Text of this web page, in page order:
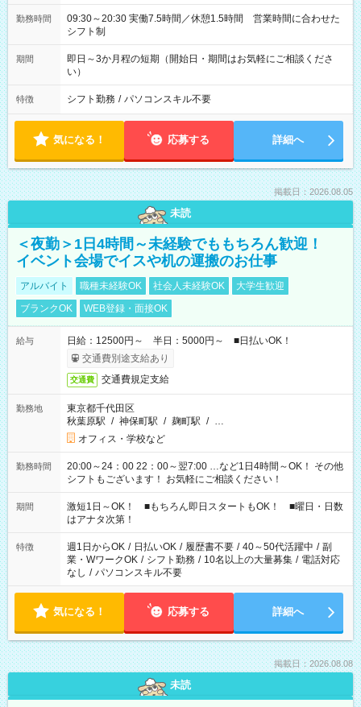
勤務時間
09:30～20:30 実働7.5時間／休憩1.5時間 営業時間に合わせた
シフト制
期間
即日～3か月程の短期（開始日・期間はお気軽にご相談くださ
い）
特徴 シフト勤務 / パソコンスキル不要
気になる！ 応募する 詳細へ
掲載日：2026.08.05
未読
＜夜勤＞1日4時間～未経験でももちろん歓迎！
イベント会場でイスや机の運搬のお仕事
アルバイト 職種未経験OK 社会人未経験OK
大学生歓迎
ブランクOK
WEB登録・面接OK
給与
日給：12500円～ 半日：5000円～ ■日払いOK！
交通費別途支給あり
交通費 交通費規定支給
勤務地
東京都千代田区
秋葉原駅 / 神保町駅 / 麹町駅 / …
オフィス・学校など
勤務時間
20:00～24：00 22：00～翌7:00 …など1日4時間～OK！ その他
シフトもございます！ お気軽にご相談ください！
期間
激短1日～OK！ ■もちろん即日スタートもOK！ ■曜日・日数
はアナタ次第！
特徴 週1日からOK / 日払いOK / 履歴書不要 / 40～50代活躍中 / 副
業・WワークOK / シフト勤務 / 10名以上の大量募集 / 電話対応
なし / パソコンスキル不要
気になる！ 応募する 詳細へ
掲載日：2026.08.08
未読